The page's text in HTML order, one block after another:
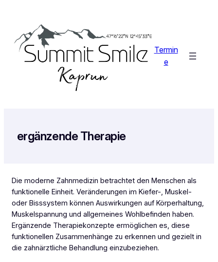
springen
Termin
e
ergänzende Therapie
Die moderne Zahnmedizin betrachtet den Menschen als
funktionelle Einheit. Veränderungen im Kiefer-, Muskel-
oder Bisssystem können Auswirkungen auf Körperhaltung,
Muskelspannung und allgemeines Wohlbefinden haben.
Ergänzende Therapiekonzepte ermöglichen es, diese
funktionellen Zusammenhänge zu erkennen und gezielt in
die zahnärztliche Behandlung einzubeziehen.